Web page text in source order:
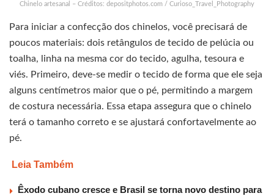
Chinelo artesanal – Créditos: depositphotos.com / Curioso_Travel_Photography
Para iniciar a confecção dos chinelos, você precisará de
poucos materiais: dois retângulos de tecido de pelúcia ou
toalha, linha na mesma cor do tecido, agulha, tesoura e
viés. Primeiro, deve-se medir o tecido de forma que ele seja
alguns centímetros maior que o pé, permitindo a margem
de costura necessária. Essa etapa assegura que o chinelo
terá o tamanho correto e se ajustará confortavelmente ao
pé.
Leia Também
Êxodo cubano cresce e Brasil se torna novo destino para